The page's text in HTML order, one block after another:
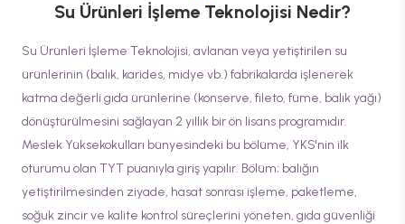
Su Ürünleri İşleme Teknolojisi Nedir?
Su Ürünleri İşleme Teknolojisi, avlanan veya yetiştirilen su
ürünlerinin (balık, karides, midye vb.) fabrikalarda işlenerek
katma değerli gıda ürünlerine (konserve, fileto, füme, balık yağı)
dönüştürülmesini sağlayan 2 yıllık bir ön lisans programıdır.
Meslek Yüksekokulları bünyesindeki bu bölüme, YKS'nin ilk
oturumu olan TYT puanıyla giriş yapılır. Bölüm; balığın
yetiştirilmesinden ziyade, hasat sonrası işleme, paketleme,
soğuk zincir ve kalite kontrol süreçlerini yöneten, gıda güvenliği